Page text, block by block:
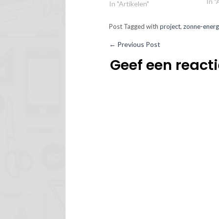
In "Artikelen"
Post Tagged withproject,zonne-
← Previous Post
Geef een